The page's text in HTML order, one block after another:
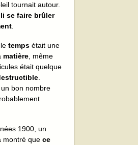
tournait autour.
se faire brûler
letemps était une
matière , même
était quelque
un bon nombre
1900, un
montré quece